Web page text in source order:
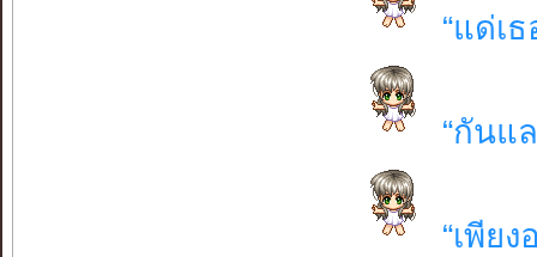
“แด่เ
“กันแ
“เพีย